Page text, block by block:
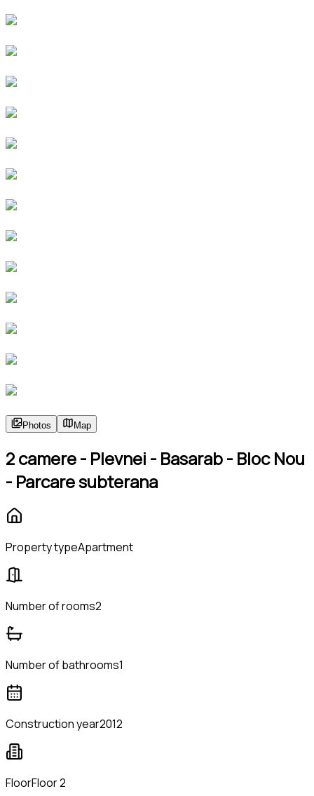
Photos Map
2 camere - Plevnei - Basarab - Bloc Nou
- Parcare subterana
Property typeApartment
Number of rooms2
Number of bathrooms1
Construction year2012
FloorFloor 2